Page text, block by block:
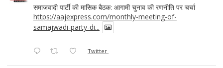
समाजवादी पार्टी की मासिक बैठक: आगामी चुनाव की रणनीति पर चर्चा
https://aajexpress.com/monthly-meeting-of-
samajwadi-party-di...
Twitter